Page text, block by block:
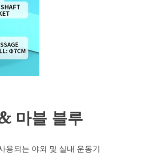
마블 블루
용되는 야외 및 실내 운동기